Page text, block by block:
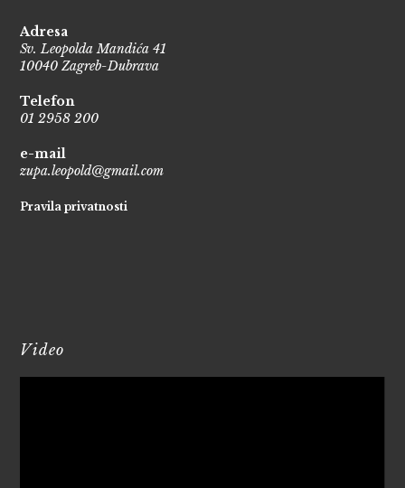
Adresa
Sv. Leopolda Mandića 41
10040 Zagreb-Dubrava
Telefon
01 2958 200
e-mail
zupa.leopold@gmail.com
Pravila privatnosti
Video